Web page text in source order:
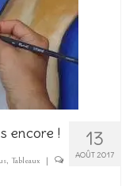
13
AOÛT 2017
encore !
Tableaux |